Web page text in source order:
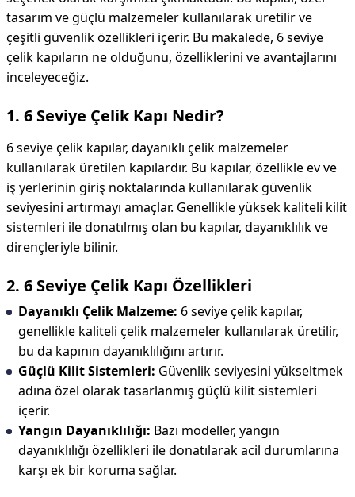
tasarım ve güçlü malzemeler kullanılarak üretilir ve
çeşitli güvenlik özellikleri içerir. Bu makalede, 6 seviye
çelik kapıların ne olduğunu, özelliklerini ve avantajlarını
inceleyeceğiz.
1. 6 Seviye Çelik Kapı Nedir?
6 seviye çelik kapılar, dayanıklı çelik malzemeler
kullanılarak üretilen kapılardır. Bu kapılar, özellikle ev ve
iş yerlerinin giriş noktalarında kullanılarak güvenlik
seviyesini artırmayı amaçlar. Genellikle yüksek kaliteli kilit
sistemleri ile donatılmış olan bu kapılar, dayanıklılık ve
dirençleriyle bilinir.
2. 6 Seviye Çelik Kapı Özellikleri
Dayanıklı Çelik Malzeme: 6 seviye çelik kapılar,
genellikle kaliteli çelik malzemeler kullanılarak üretilir,
bu da kapının dayanıklılığını artırır.
Güçlü Kilit Sistemleri: Güvenlik seviyesini yükseltmek
adına özel olarak tasarlanmış güçlü kilit sistemleri
içerir.
Yangın Dayanıklılığı: Bazı modeller, yangın
dayanıklılığı özellikleri ile donatılarak acil durumlarına
karşı ek bir koruma sağlar.